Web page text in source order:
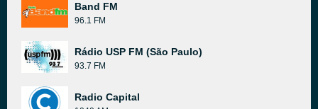
Band FM
96.1 FM
Rádio USP FM (São Paulo)
93.7 FM
Radio Capital